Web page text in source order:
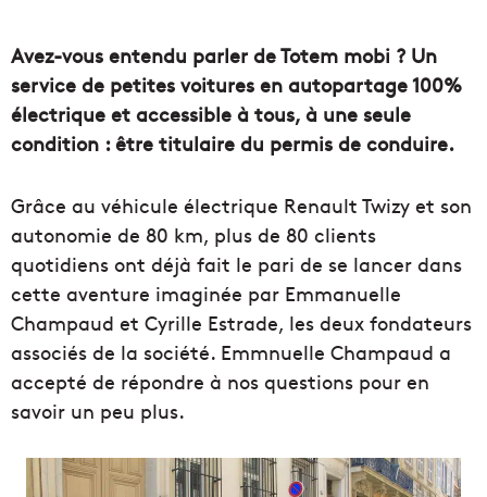
Avez-vous entendu parler de Totem mobi ? Un
service de petites voitures en autopartage 100%
électrique et accessible à tous, à une seule
condition : être titulaire du permis de conduire.
Grâce au véhicule électrique Renault Twizy et son
autonomie de 80 km, plus de 80 clients
quotidiens ont déjà fait le pari de se lancer dans
cette aventure imaginée par Emmanuelle
Champaud et Cyrille Estrade, les deux fondateurs
associés de la société. Emmnuelle Champaud a
accepté de répondre à nos questions pour en
savoir un peu plus.